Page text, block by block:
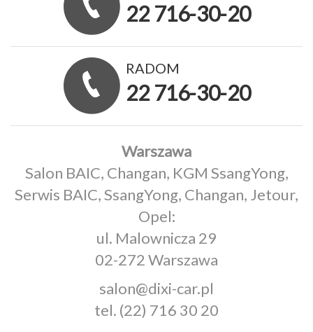
22 716-30-20
RADOM
22 716-30-20
Warszawa
Salon BAIC, Changan, KGM SsangYong,
Serwis BAIC, SsangYong, Changan, Jetour,
Opel:
ul. Malownicza 29
02-272 Warszawa
salon@dixi-car.pl
tel. (22) 716 30 20